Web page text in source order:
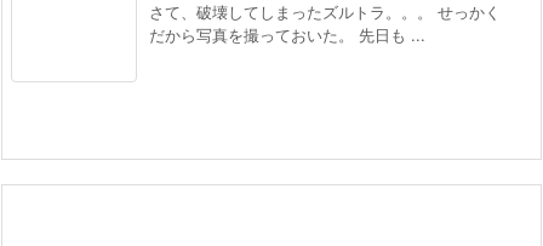
さて、破壊してしまったズルトラ。。。 せっかく
だから写真を撮っておいた。 先日も ...